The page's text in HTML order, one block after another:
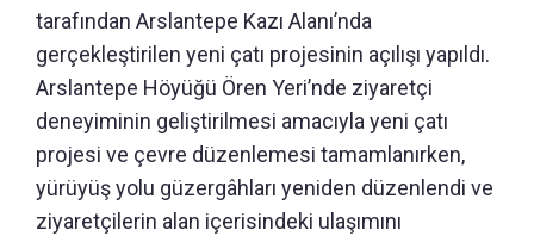
tarafından Arslantepe Kazı Alanı’nda
gerçekleştirilen yeni çatı projesinin açılışı yapıldı.
Arslantepe Höyüğü Ören Yeri’nde ziyaretçi
deneyiminin geliştirilmesi amacıyla yeni çatı
projesi ve çevre düzenlemesi tamamlanırken,
yürüyüş yolu güzergâhları yeniden düzenlendi ve
ziyaretçilerin alan içerisindeki ulaşımını